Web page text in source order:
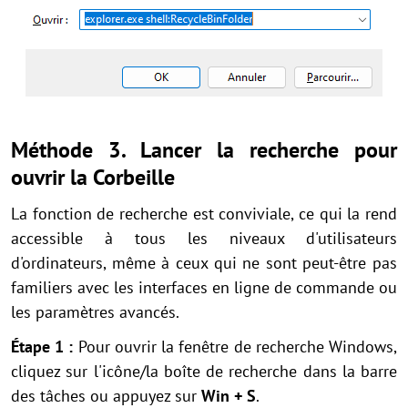
Méthode 3. Lancer la recherche pour
ouvrir la Corbeille
La fonction de recherche est conviviale, ce qui la rend
accessible à tous les niveaux d'utilisateurs
d'ordinateurs, même à ceux qui ne sont peut-être pas
familiers avec les interfaces en ligne de commande ou
les paramètres avancés.
Étape 1 : Pour ouvrir la fenêtre de recherche Windows,
cliquez sur l'icône/la boîte de recherche dans la barre
des tâches ou appuyez sur Win + S.